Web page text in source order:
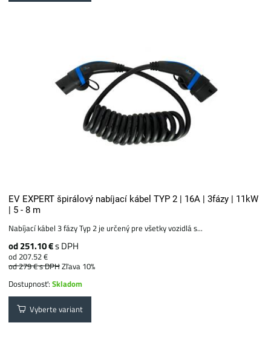
EV EXPERT špirálový nabíjací kábel TYP 2 | 16A | 3fázy | 11kW
| 5 - 8 m
Nabíjací kábel 3 fázy Typ 2 je určený pre všetky vozidlá s...
od 251.10 €s DPH
od 207.52 €
od 279 €s DPHZľava 10%
Dostupnosť:Skladom
Vyberte variant